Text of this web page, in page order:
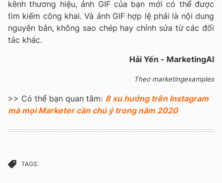
kênh thương hiệu, ảnh GIF của bạn mới có thể được
tìm kiếm công khai. Và ảnh GIF hợp lệ phải là nội dung
nguyên bản, không sao chép hay chỉnh sửa từ các đối
tác khác.
Hải Yến - MarketingAI
Theo marketingexamples
>> Có thể bạn quan tâm: 8 xu hướng trên Instagram
mà mọi Marketer cần chú ý trong năm 2020
TAGS: